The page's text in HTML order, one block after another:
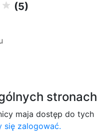
(5)
stronach
maja dostęp do tych
się zalogować.